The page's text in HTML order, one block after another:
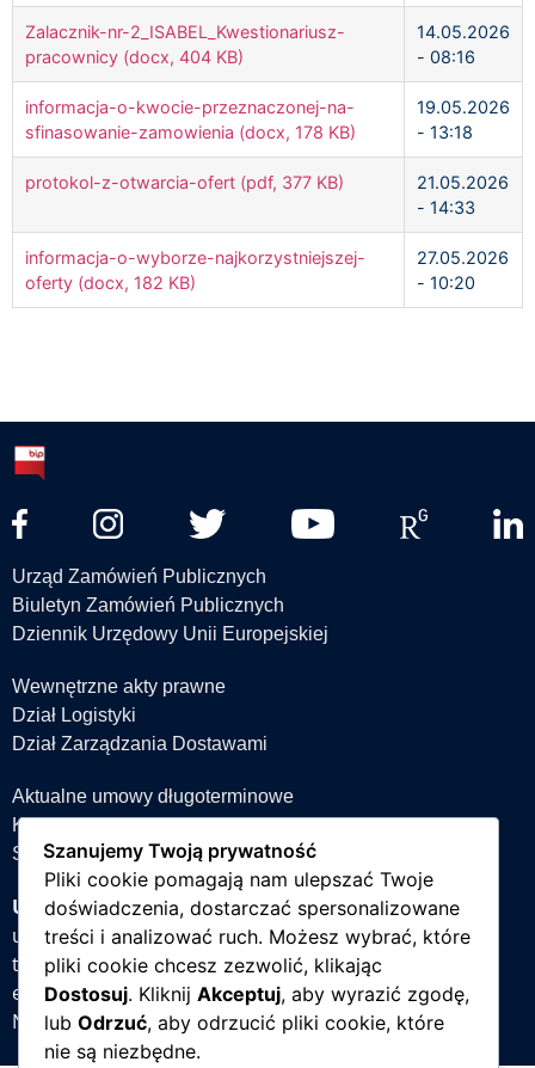
Zalacznik-nr-2_ISABEL_Kwestionariusz-
pracownicy (docx, 404 KB)
14.05.2026
- 08:16
informacja-o-kwocie-przeznaczonej-na-
sfinasowanie-zamowienia (docx, 178 KB)
19.05.2026
- 13:18
protokol-z-otwarcia-ofert (pdf, 377 KB)
21.05.2026
- 14:33
informacja-o-wyborze-najkorzystniejszej-
oferty (docx, 182 KB)
27.05.2026
- 10:20
Urząd Zamówień Publicznych
Biuletyn Zamówień Publicznych
Dziennik Urzędowy Unii Europejskiej
Wewnętrzne akty prawne
Dział Logistyki
Dział Zarządzania Dostawami
Aktualne umowy długoterminowe
Książka teleadresowa
Strefa projektów
Uniwersytet Śląski w Katowicach
ul. Bankowa 12, 40-007 Katowice
tel. +48 32 359 22 22
e-mail:info@us.edu.pl
NIP: 634-019-71-34
Szanujemy Twoją prywatność
Pliki cookie pomagają nam ulepszać Twoje
doświadczenia, dostarczać spersonalizowane
treści i analizować ruch. Możesz wybrać, które
pliki cookie chcesz zezwolić, klikając
Dostosuj. Kliknij Akceptuj, aby wyrazić zgodę,
lub Odrzuć, aby odrzucić pliki cookie, które
nie są niezbędne.